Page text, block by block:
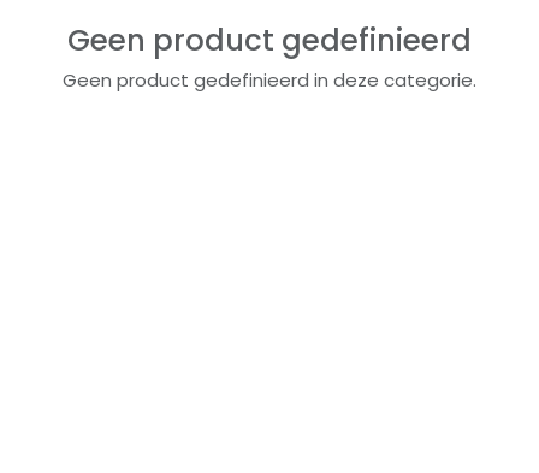
Geen product gedefinieerd
Geen product gedefinieerd in deze categorie.